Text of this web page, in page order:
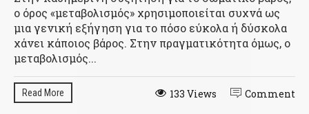
ο όρος «μεταβολισμός» χρησιμοποιείται συχνά ως
μια γενική εξήγηση για το πόσο εύκολα ή δύσκολα
χάνει κάποιος βάρος. Στην πραγματικότητα όμως, ο
μεταβολισμός...
Read More Comment
133 Views